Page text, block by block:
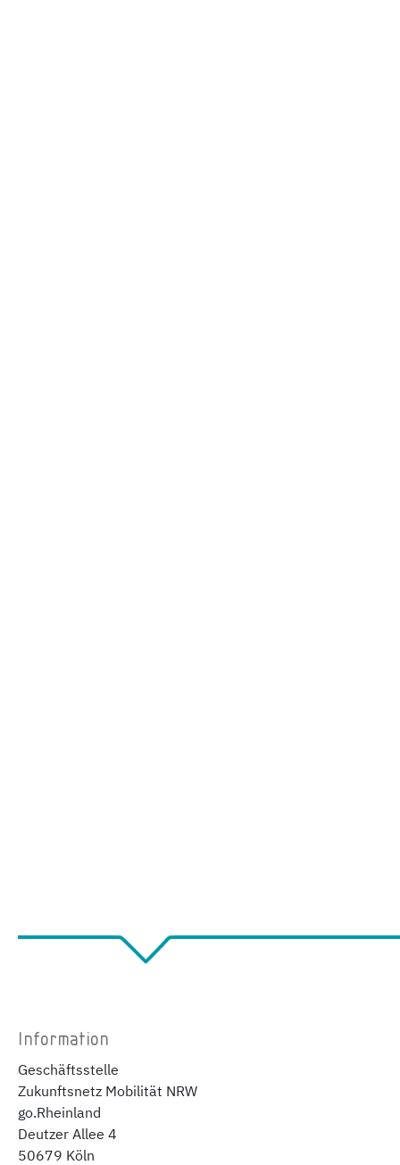
Information
Geschäftsstelle
Zukunftsnetz Mobilität NRW
go.Rheinland
Deutzer Allee 4
50679 Köln